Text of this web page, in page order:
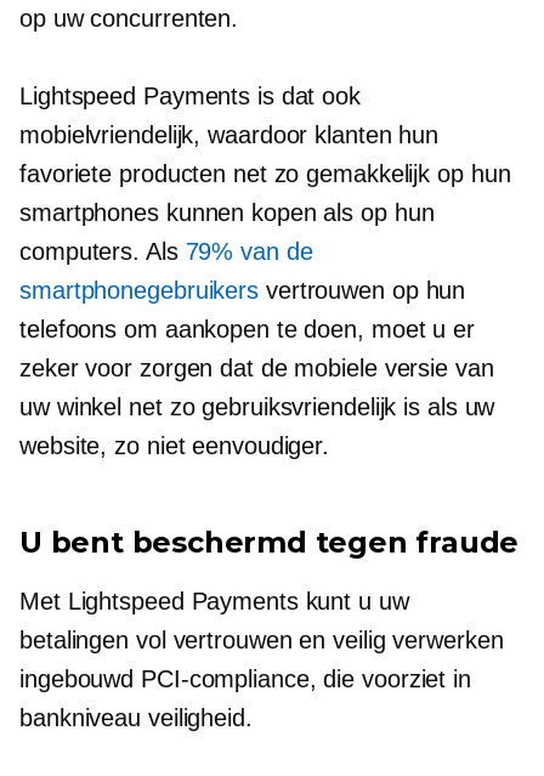
op uw concurrenten.
Lightspeed Payments is dat ook
mobielvriendelijk, waardoor klanten hun
favoriete producten net zo gemakkelijk op hun
smartphones kunnen kopen als op hun
computers. Als 79% van de
smartphonegebruikers vertrouwen op hun
telefoons om aankopen te doen, moet u er
zeker voor zorgen dat de mobiele versie van
uw winkel net zo gebruiksvriendelijk is als uw
website, zo niet eenvoudiger.
U bent beschermd tegen fraude
Met Lightspeed Payments kunt u uw
betalingen vol vertrouwen en veilig verwerken
ingebouwd PCI-compliance, die voorziet in
bankniveau veiligheid.